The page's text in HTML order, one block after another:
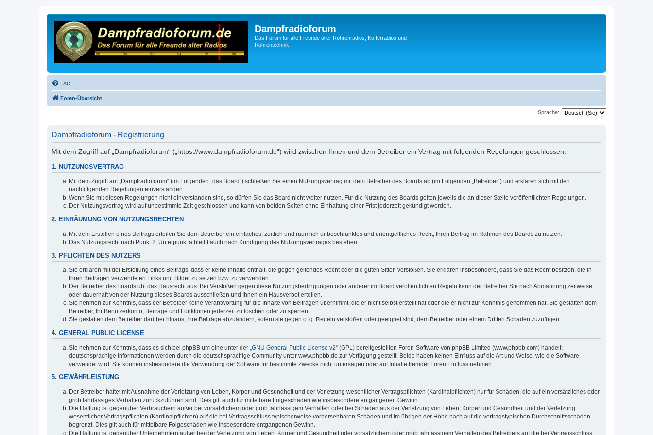
Dampfradioforum
Das Forum für alle Freunde alter Röhrenradios, Kofferradios und
Röhrentechnik!
FAQ
Foren-Übersicht
Sprache:
Dampfradioforum - Registrierung
Mit dem Zugriff auf „Dampfradioforum“ („https://www.dampfradioforum.de“) wird zwischen Ihnen und dem Betreiber ein Vertrag mit folgenden Regelungen geschlossen:
1. NUTZUNGSVERTRAG
Mit dem Zugriff auf „Dampfradioforum“ (im Folgenden „das Board“) schließen Sie einen Nutzungsvertrag mit dem Betreiber des Boards ab (im Folgenden „Betreiber“) und erklären sich mit den
nachfolgenden Regelungen einverstanden.
Wenn Sie mit diesen Regelungen nicht einverstanden sind, so dürfen Sie das Board nicht weiter nutzen. Für die Nutzung des Boards gelten jeweils die an dieser Stelle veröffentlichten Regelungen.
Der Nutzungsvertrag wird auf unbestimmte Zeit geschlossen und kann von beiden Seiten ohne Einhaltung einer Frist jederzeit gekündigt werden.
2. EINRÄUMUNG VON NUTZUNGSRECHTEN
Mit dem Erstellen eines Beitrags erteilen Sie dem Betreiber ein einfaches, zeitlich und räumlich unbeschränktes und unentgeltliches Recht, Ihren Beitrag im Rahmen des Boards zu nutzen.
Das Nutzungsrecht nach Punkt 2, Unterpunkt a bleibt auch nach Kündigung des Nutzungsvertrages bestehen.
3. PFLICHTEN DES NUTZERS
Sie erklären mit der Erstellung eines Beitrags, dass er keine Inhalte enthält, die gegen geltendes Recht oder die guten Sitten verstoßen. Sie erklären insbesondere, dass Sie das Recht besitzen, die in
Ihren Beiträgen verwendeten Links und Bilder zu setzen bzw. zu verwenden.
Der Betreiber des Boards übt das Hausrecht aus. Bei Verstößen gegen diese Nutzungsbedingungen oder anderer im Board veröffentlichten Regeln kann der Betreiber Sie nach Abmahnung zeitweise
oder dauerhaft von der Nutzung dieses Boards ausschließen und Ihnen ein Hausverbot erteilen.
Sie nehmen zur Kenntnis, dass der Betreiber keine Verantwortung für die Inhalte von Beiträgen übernimmt, die er nicht selbst erstellt hat oder die er nicht zur Kenntnis genommen hat. Sie gestatten dem
Betreiber, Ihr Benutzerkonto, Beiträge und Funktionen jederzeit zu löschen oder zu sperren.
Sie gestatten dem Betreiber darüber hinaus, Ihre Beiträge abzuändern, sofern sie gegen o. g. Regeln verstoßen oder geeignet sind, dem Betreiber oder einem Dritten Schaden zuzufügen.
4. GENERAL PUBLIC LICENSE
Sie nehmen zur Kenntnis, dass es sich bei phpBB um eine unter der „ GNU General Public License v2“ (GPL) bereitgestellten Foren-Software von phpBB Limited (www.phpbb.com) handelt;
deutschsprachige Informationen werden durch die deutschsprachige Community unter www.phpbb.de zur Verfügung gestellt. Beide haben keinen Einfluss auf die Art und Weise, wie die Software
verwendet wird. Sie können insbesondere die Verwendung der Software für bestimmte Zwecke nicht untersagen oder auf Inhalte fremder Foren Einfluss nehmen.
5. GEWÄHRLEISTUNG
Der Betreiber haftet mit Ausnahme der Verletzung von Leben, Körper und Gesundheit und der Verletzung wesentlicher Vertragspflichten (Kardinalpflichten) nur für Schäden, die auf ein vorsätzliches oder
grob fahrlässiges Verhalten zurückzuführen sind. Dies gilt auch für mittelbare Folgeschäden wie insbesondere entgangenen Gewinn.
Die Haftung ist gegenüber Verbrauchern außer bei vorsätzlichem oder grob fahrlässigem Verhalten oder bei Schäden aus der Verletzung von Leben, Körper und Gesundheit und der Verletzung
wesentlicher Vertragspflichten (Kardinalpflichten) auf die bei Vertragsschluss typischerweise vorhersehbaren Schäden und im übrigen der Höhe nach auf die vertragstypischen Durchschnittsschäden
begrenzt. Dies gilt auch für mittelbare Folgeschäden wie insbesondere entgangenen Gewinn.
Die Haftung ist gegenüber Unternehmern außer bei der Verletzung von Leben, Körper und Gesundheit oder vorsätzlichem oder grob fahrlässigem Verhalten des Betreibers auf die bei Vertragsschluss